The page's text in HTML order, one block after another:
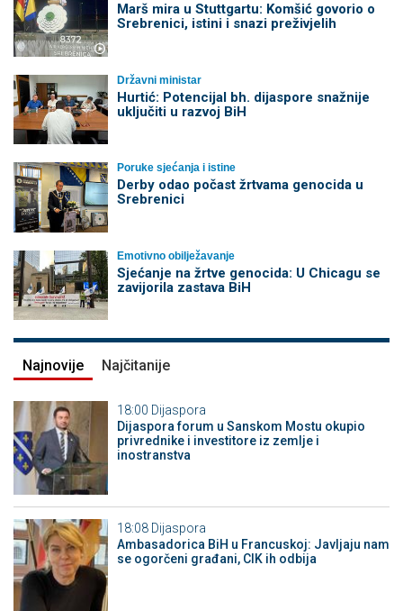
Marš mira u Stuttgartu: Komšić govorio o
Srebrenici, istini i snazi preživjelih
Državni ministar
Hurtić: Potencijal bh. dijaspore snažnije
uključiti u razvoj BiH
Poruke sjećanja i istine
Derby odao počast žrtvama genocida u
Srebrenici
Emotivno obilježavanje
Sjećanje na žrtve genocida: U Chicagu se
zavijorila zastava BiH
Najnovije Najčitanije
18:00 Dijaspora
Dijaspora forum u Sanskom Mostu okupio
privrednike i investitore iz zemlje i
inostranstva
18:08 Dijaspora
Ambasadorica BiH u Francuskoj: Javljaju nam
se ogorčeni građani, CIK ih odbija